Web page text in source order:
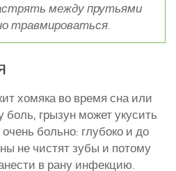
между прутьями
травмироваться.
хомяка во время сна или
грызун может укусить
больно: глубоко и до
не чистят зубы и потому
в рану инфекцию.